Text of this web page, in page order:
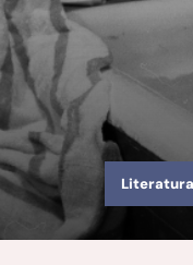
Literatura